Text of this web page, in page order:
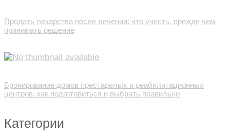
Продать лекарства после лечения: что учесть, прежде чем
принимать решение
Бронирование домов престарелых и реабилитационных
центров: как подготовиться и выбрать правильно
Категории